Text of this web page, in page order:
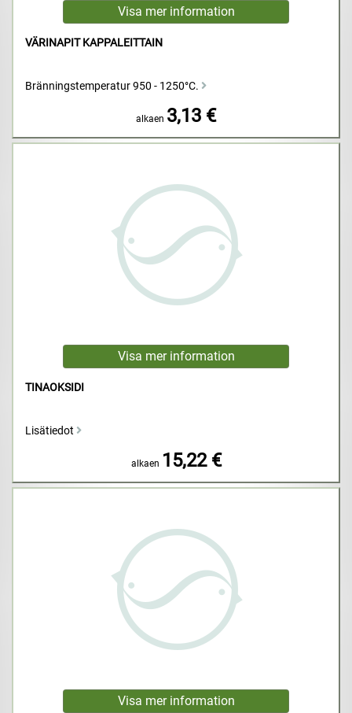
VÄRINAPIT KAPPALEITTAIN
Bränningstemperatur 950 - 1250°C.
alkaen 3,13 €
TINAOKSIDI
Lisätiedot
alkaen 15,22 €